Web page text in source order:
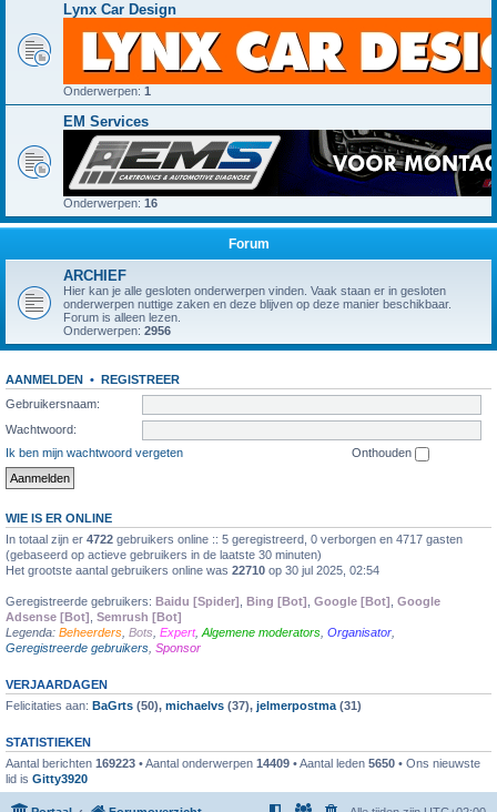
Lynx Car Design
Onderwerpen: 1
EM Services
Onderwerpen: 16
Forum
ARCHIEF
Hier kan je alle gesloten onderwerpen vinden. Vaak staan er in gesloten
onderwerpen nuttige zaken en deze blijven op deze manier beschikbaar.
Forum is alleen lezen.
Onderwerpen: 2956
AANMELDEN • REGISTREER
Gebruikersnaam:
Wachtwoord:
Ik ben mijn wachtwoord vergeten
Onthouden
WIE IS ER ONLINE
In totaal zijn er 4722 gebruikers online :: 5 geregistreerd, 0 verborgen en 4717 gasten
(gebaseerd op actieve gebruikers in de laatste 30 minuten)
Het grootste aantal gebruikers online was 22710 op 30 jul 2025, 02:54
Geregistreerde gebruikers: Baidu [Spider] Bing [Bot] Google [Bot] Google
Adsense [Bot] Semrush [Bot]
Legenda: Beheerders Bots Expert, Algemene moderators Organisator
Geregistreerde gebruikers Sponsor
VERJAARDAGEN
Felicitaties aan: BaGrts (50), michaelvs (37), jelmerpostma (31)
STATISTIEKEN
Aantal berichten 169223 • Aantal onderwerpen 14409 • Aantal leden 5650 • Ons nieuwste
lid is Gitty3920